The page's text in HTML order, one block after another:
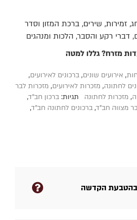
זמירות‚ שירים‚ ברכת המזון וסדר
דברי רקע והסבר‚ הלכות ומנהגים
מזרח? גללו למטה
, אירועים שונים, ברכונים לאירועים,
לחתונה, מזכרות לאירועים, מזכרות לבר
, מזכרות לחתונה תגיות: ברכון חב"ד,
מצווה חב"ד, ברכונים לחתונה חב"ד,
בהטבעת הקדשה